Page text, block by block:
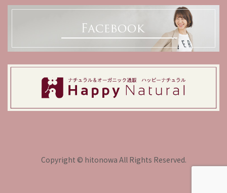
Copyright © hitonowa All Rights Reserved.